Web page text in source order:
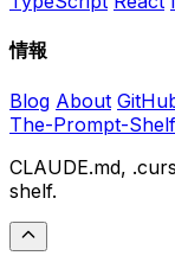
情報
Blog About
The-Prompt-Shelf
CLAUDE.md,
shelf.